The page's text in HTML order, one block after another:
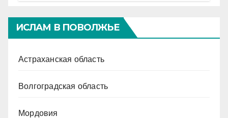
ИСЛАМ В ПОВОЛЖЬЕ
Астраханская область
Волгоградская область
Мордовия